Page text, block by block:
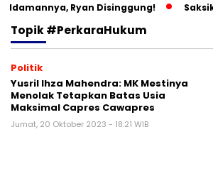
Idamannya, Ryan Disinggung!
Topik#PerkaraHukum
Politik
Yusril Ihza Mahendra: MK Mestinya
Menolak Tetapkan Batas Usia
Maksimal Capres Cawapres
Jumat, 20 Oktober 2023 - 18:21 WIB